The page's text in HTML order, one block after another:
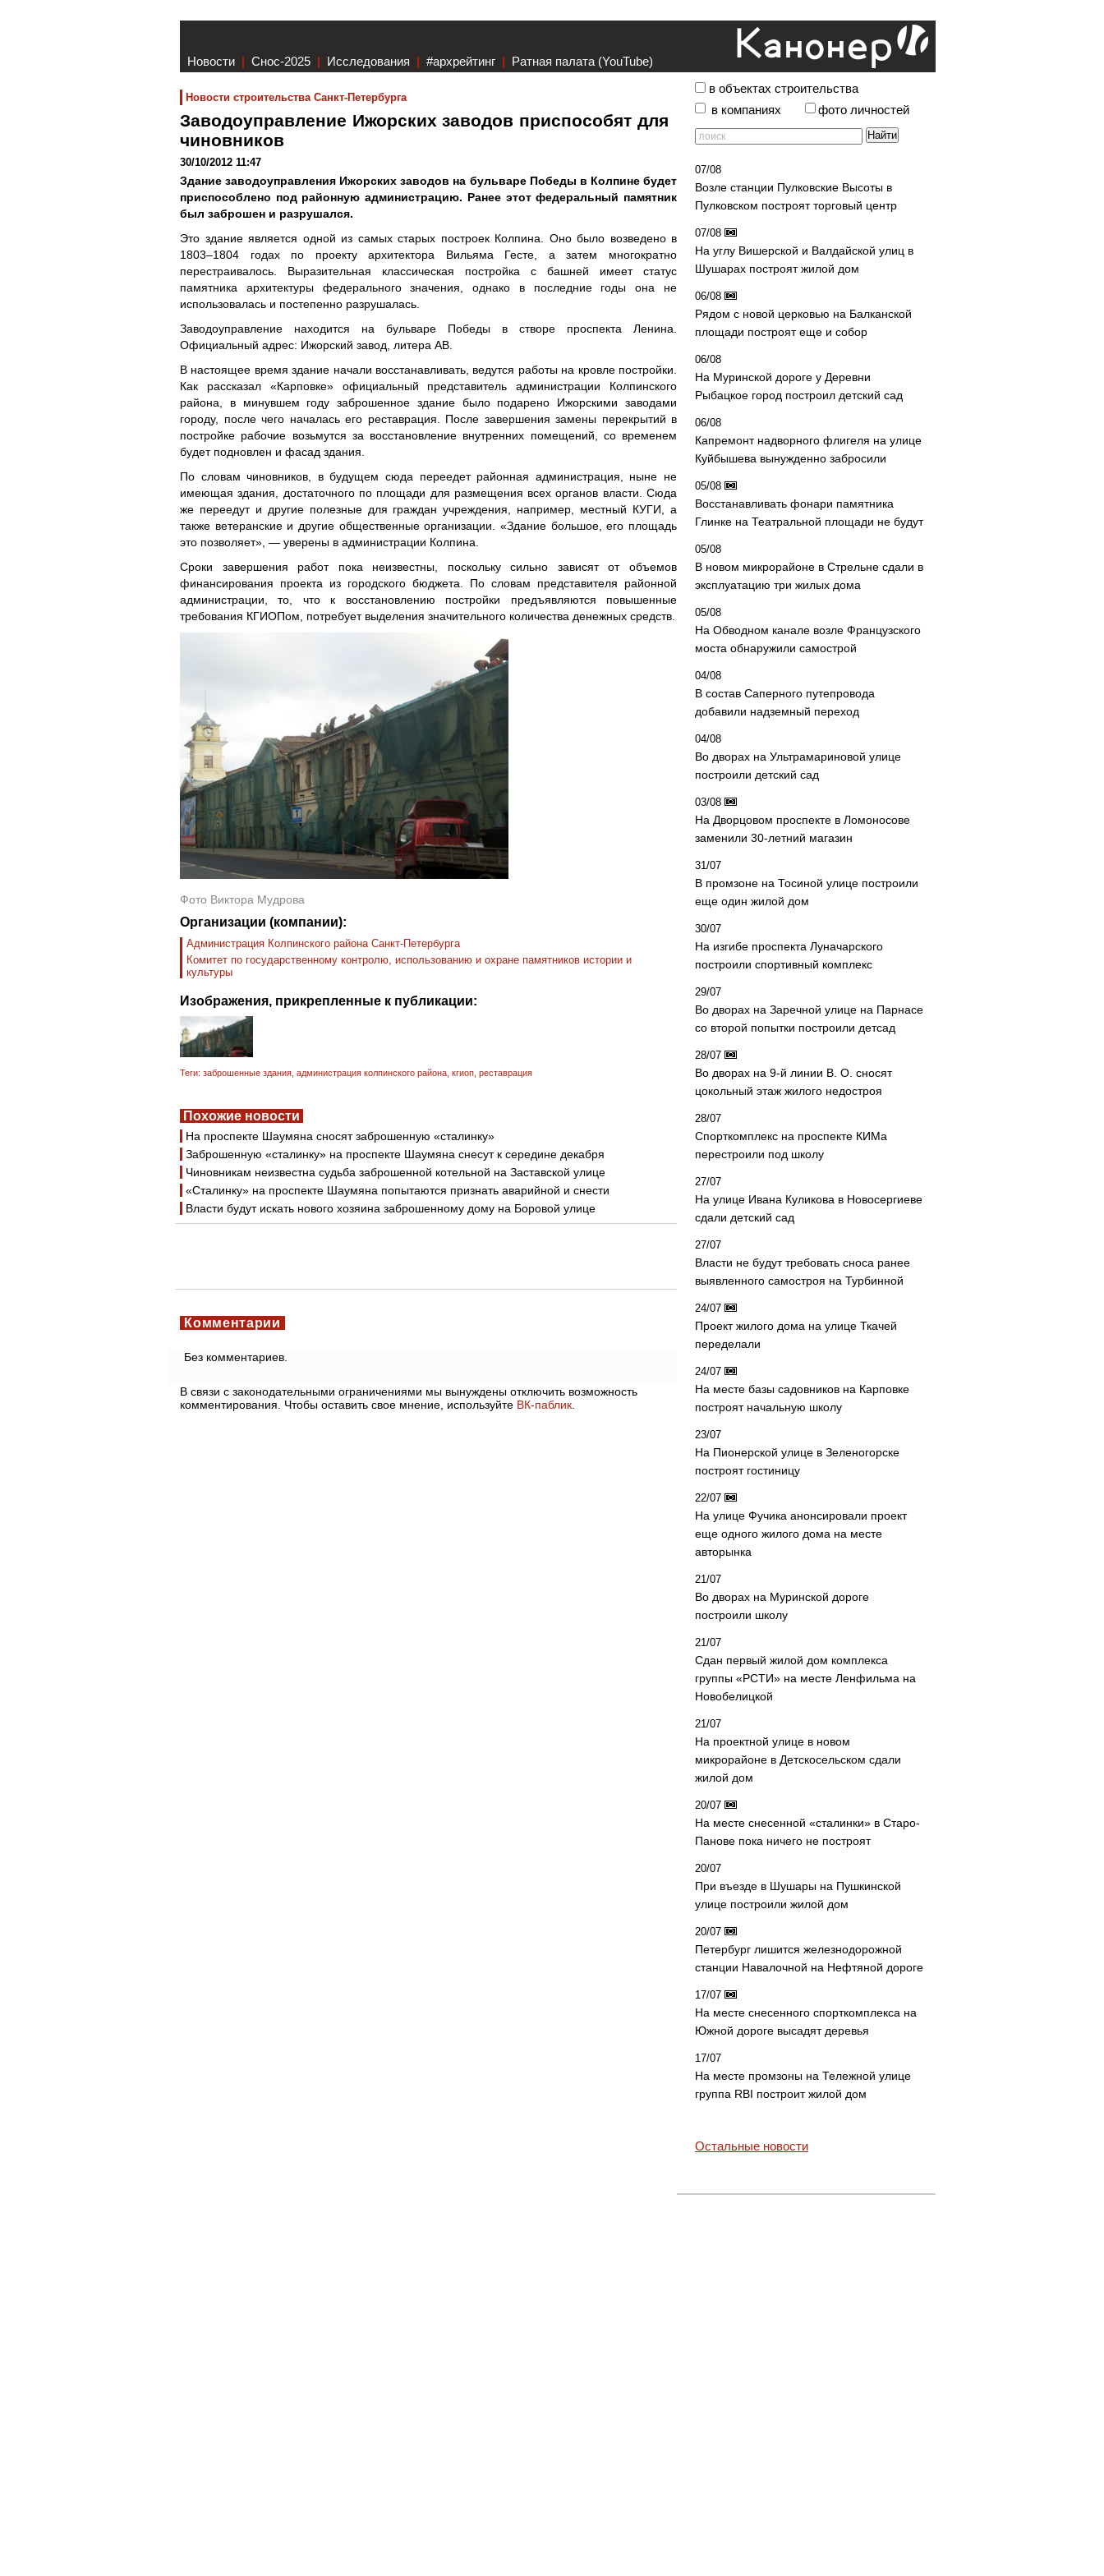
Новости | Снос-2025 | Исследования | #архрейтинг | Ратная палата (YouTube)
Новости строительства Санкт-Петербурга
Заводоуправление Ижорских заводов приспособят для
чиновников
30/10/2012 11:47
Здание заводоуправления Ижорских заводов на бульваре Победы в Колпине будет
приспособлено под районную администрацию. Ранее этот федеральный памятник
был заброшен и разрушался.
Это здание является одной из самых старых построек Колпина. Оно было возведено в
1803–1804 годах по проекту архитектора Вильяма Гесте, а затем многократно
перестраивалось. Выразительная классическая постройка с башней имеет статус
памятника архитектуры федерального значения, однако в последние годы она не
использовалась и постепенно разрушалась.
Заводоуправление находится на бульваре Победы в створе проспекта Ленина.
Официальный адрес: Ижорский завод, литера АВ.
В настоящее время здание начали восстанавливать, ведутся работы на кровле постройки.
Как рассказал «Карповке» официальный представитель администрации Колпинского
района, в минувшем году заброшенное здание было подарено Ижорскими заводами
городу, после чего началась его реставрация. После завершения замены перекрытий в
постройке рабочие возьмутся за восстановление внутренних помещений, со временем
будет подновлен и фасад здания.
По словам чиновников, в будущем сюда переедет районная администрация, ныне не
имеющая здания, достаточного по площади для размещения всех органов власти. Сюда
же переедут и другие полезные для граждан учреждения, например, местный КУГИ, а
также ветеранские и другие общественные организации. «Здание большое, его площадь
это позволяет», — уверены в администрации Колпина.
Сроки завершения работ пока неизвестны, поскольку сильно зависят от объемов
финансирования проекта из городского бюджета. По словам представителя районной
администрации, то, что к восстановлению постройки предъявляются повышенные
требования КГИОПом, потребует выделения значительного количества денежных средств.
Фото Виктора Мудрова
Организации (компании):
Администрация Колпинского района Санкт-Петербурга
Комитет по государственному контролю, использованию и охране памятников истории и
культуры
Изображения, прикрепленные к публикации:
Теги: заброшенные здания администрация колпинского района кгиоп реставрация
Похожие новости
На проспекте Шаумяна сносят заброшенную «сталинку»
Заброшенную «сталинку» на проспекте Шаумяна снесут к середине декабря
Чиновникам неизвестна судьба заброшенной котельной на Заставской улице
«Сталинку» на проспекте Шаумяна попытаются признать аварийной и снести
Власти будут искать нового хозяина заброшенному дому на Боровой улице
Комментарии
Без комментариев.
В связи с законодательными ограничениями мы вынуждены отключить возможность
комментирования. Чтобы оставить свое мнение, используйте ВК-паблик
в объектах строительства
в компаниях
фото личностей
07/08
Возле станции Пулковские Высоты в
Пулковском построят торговый центр
07/08
На углу Вишерской и Валдайской улиц в
Шушарах построят жилой дом
06/08
Рядом с новой церковью на Балканской
площади построят еще и собор
06/08
На Муринской дороге у Деревни
Рыбацкое город построил детский сад
06/08
Капремонт надворного флигеля на улице
Куйбышева вынужденно забросили
05/08
Восстанавливать фонари памятника
Глинке на Театральной площади не будут
05/08
В новом микрорайоне в Стрельне сдали в
эксплуатацию три жилых дома
05/08
На Обводном канале возле Французского
моста обнаружили самострой
04/08
В состав Саперного путепровода
добавили надземный переход
04/08
Во дворах на Ультрамариновой улице
построили детский сад
03/08
На Дворцовом проспекте в Ломоносове
заменили 30-летний магазин
31/07
В промзоне на Тосиной улице построили
еще один жилой дом
30/07
На изгибе проспекта Луначарского
построили спортивный комплекс
29/07
Во дворах на Заречной улице на Парнасе
со второй попытки построили детсад
28/07
Во дворах на 9-й линии В. О. сносят
цокольный этаж жилого недостроя
28/07
Спорткомплекс на проспекте КИМа
перестроили под школу
27/07
На улице Ивана Куликова в Новосергиеве
сдали детский сад
27/07
Власти не будут требовать сноса ранее
выявленного самостроя на Турбинной
24/07
Проект жилого дома на улице Ткачей
переделали
24/07
На месте базы садовников на Карповке
построят начальную школу
23/07
На Пионерской улице в Зеленогорске
построят гостиницу
22/07
На улице Фучика анонсировали проект
еще одного жилого дома на месте
авторынка
21/07
Во дворах на Муринской дороге
построили школу
21/07
Сдан первый жилой дом комплекса
группы «РСТИ» на месте Ленфильма на
Новобелицкой
21/07
На проектной улице в новом
микрорайоне в Детскосельском сдали
жилой дом
20/07
На месте снесенной «сталинки» в Старо-
Панове пока ничего не построят
20/07
При въезде в Шушары на Пушкинской
улице построили жилой дом
20/07
Петербург лишится железнодорожной
станции Навалочной на Нефтяной дороге
17/07
На месте снесенного спорткомплекса на
Южной дороге высадят деревья
17/07
На месте промзоны на Тележной улице
группа RBI построит жилой дом
Остальные новости